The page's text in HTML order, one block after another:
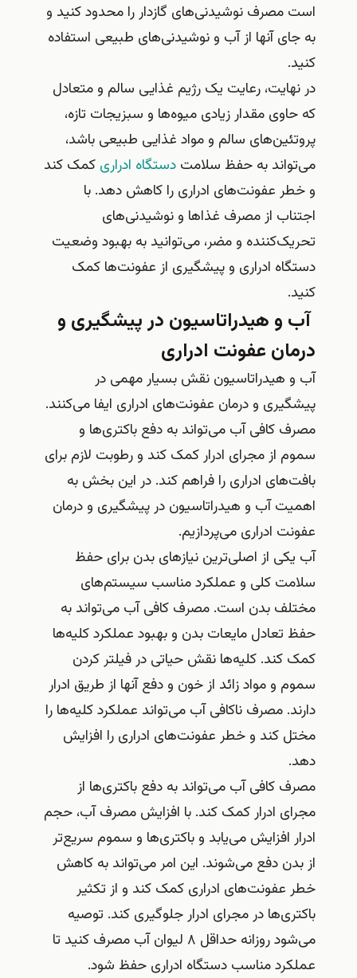
است مصرف نوشیدنی‌های گازدار را محدود کنید و
به جای آنها از آب و نوشیدنی‌های طبیعی استفاده
کنید.
در نهایت، رعایت یک رژیم غذایی سالم و متعادل
که حاوی مقدار زیادی میوه‌ها و سبزیجات تازه،
پروتئین‌های سالم و مواد غذایی طبیعی باشد،
می‌تواند به حفظ سلامتدستگاه ادراری کمک کند
و خطر عفونت‌های ادراری را کاهش دهد. با
اجتناب از مصرف غذاها و نوشیدنی‌های
تحریک‌کننده و مضر، می‌توانید به بهبود وضعیت
دستگاه ادراری و پیشگیری از عفونت‌ها کمک
کنید.
آب و هیدراتاسیون در پیشگیری و
درمان عفونت ادراری
آب و هیدراتاسیون نقش بسیار مهمی در
پیشگیری و درمان عفونت‌های ادراری ایفا می‌کنند.
مصرف کافی آب می‌تواند به دفع باکتری‌ها و
سموم از مجرای ادرار کمک کند و رطوبت لازم برای
بافت‌های ادراری را فراهم کند. در این بخش به
اهمیت آب و هیدراتاسیون در پیشگیری و درمان
عفونت ادراری می‌پردازیم.
آب یکی از اصلی‌ترین نیازهای بدن برای حفظ
سلامت کلی و عملکرد مناسب سیستم‌های
مختلف بدن است. مصرف کافی آب می‌تواند به
حفظ تعادل مایعات بدن و بهبود عملکرد کلیه‌ها
کمک کند. کلیه‌ها نقش حیاتی در فیلتر کردن
سموم و مواد زائد از خون و دفع آنها از طریق ادرار
دارند. مصرف ناکافی آب می‌تواند عملکرد کلیه‌ها را
مختل کند و خطر عفونت‌های ادراری را افزایش
دهد.
مصرف کافی آب می‌تواند به دفع باکتری‌ها از
مجرای ادرار کمک کند. با افزایش مصرف آب، حجم
ادرار افزایش می‌یابد و باکتری‌ها و سموم سریع‌تر
از بدن دفع می‌شوند. این امر می‌تواند به کاهش
خطر عفونت‌های ادراری کمک کند و از تکثیر
باکتری‌ها در مجرای ادرار جلوگیری کند. توصیه
می‌شود روزانه حداقل ۸ لیوان آب مصرف کنید تا
عملکرد مناسب دستگاه ادراری حفظ شود.